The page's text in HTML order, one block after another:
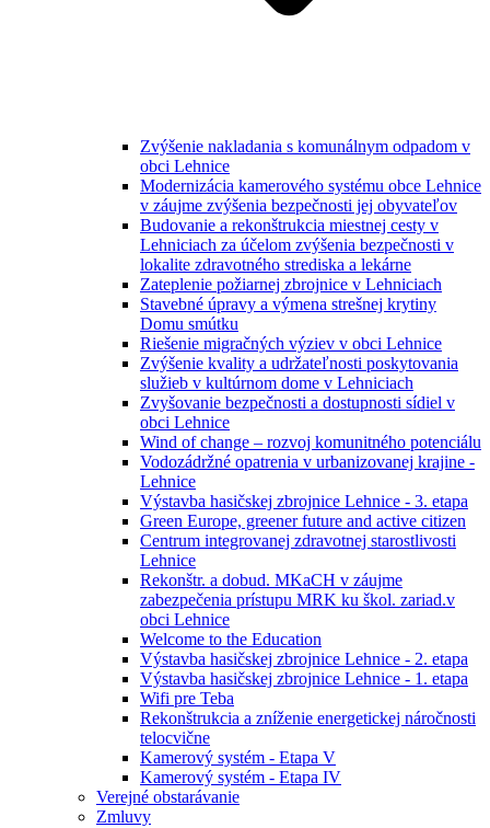
Zvýšenie nakladania s komunálnym odpadom v
obci Lehnice
Modernizácia kamerového systému obce Lehnice
v záujme zvýšenia bezpečnosti jej obyvateľov
Budovanie a rekonštrukcia miestnej cesty v
Lehniciach za účelom zvýšenia bezpečnosti v
lokalite zdravotného strediska a lekárne
Zateplenie požiarnej zbrojnice v Lehniciach
Stavebné úpravy a výmena strešnej krytiny
Domu smútku
Riešenie migračných výziev v obci Lehnice
Zvýšenie kvality a udržateľnosti poskytovania
služieb v kultúrnom dome v Lehniciach
Zvyšovanie bezpečnosti a dostupnosti sídiel v
obci Lehnice
Wind of change – rozvoj komunitného potenciálu
Vodozádržné opatrenia v urbanizovanej krajine -
Lehnice
Výstavba hasičskej zbrojnice Lehnice - 3. etapa
Green Europe, greener future and active citizen
Centrum integrovanej zdravotnej starostlivosti
Lehnice
Rekonštr. a dobud. MKaCH v záujme
zabezpečenia prístupu MRK ku škol. zariad.v
obci Lehnice
Welcome to the Education
Výstavba hasičskej zbrojnice Lehnice - 2. etapa
Výstavba hasičskej zbrojnice Lehnice - 1. etapa
Wifi pre Teba
Rekonštrukcia a zníženie energetickej náročnosti
telocvične
Kamerový systém - Etapa V
Kamerový systém - Etapa IV
Verejné obstarávanie
Zmluvy